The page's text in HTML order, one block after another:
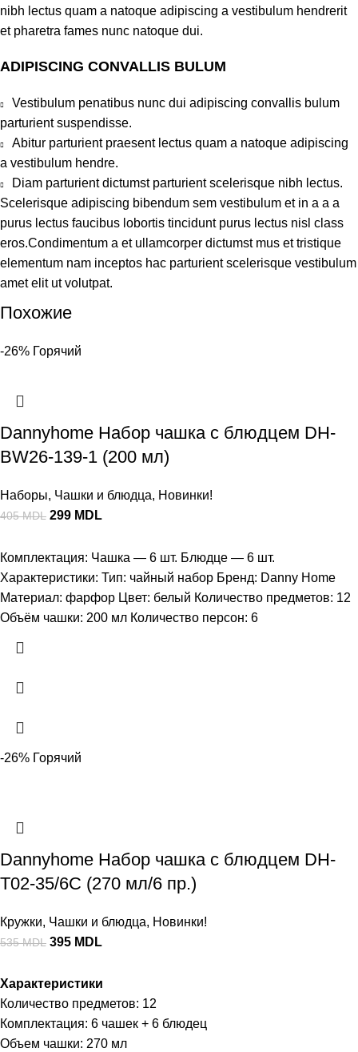
nibh lectus quam a natoque adipiscing a vestibulum hendrerit
et pharetra fames nunc natoque dui.
ADIPISCING CONVALLIS BULUM
Vestibulum penatibus nunc dui adipiscing convallis bulum
parturient suspendisse.
Abitur parturient praesent lectus quam a natoque adipiscing
a vestibulum hendre.
Diam parturient dictumst parturient scelerisque nibh lectus.
Scelerisque adipiscing bibendum sem vestibulum et in a a a
purus lectus faucibus lobortis tincidunt purus lectus nisl class
eros.Condimentum a et ullamcorper dictumst mus et tristique
elementum nam inceptos hac parturient scelerisque vestibulum
amet elit ut volutpat.
Похожие
-26% Горячий
Dannyhome Набор чашка с блюдцем DH-
BW26-139-1 (200 мл)
Наборы, Чашки и блюдца, Новинки!
405MDL 299 MDL
Комплектация: Чашка — 6 шт. Блюдце — 6 шт.
Характеристики: Тип: чайный набор Бренд: Danny Home
Материал: фарфор Цвет: белый Количество предметов: 12
Объём чашки: 200 мл Количество персон: 6
-26% Горячий
Dannyhome Набор чашка с блюдцем DH-
T02-35/6C (270 мл/6 пр.)
Кружки, Чашки и блюдца, Новинки!
535MDL 395 MDL
Характеристики
Количество предметов: 12
Комплектация: 6 чашек + 6 блюдец
Объем чашки: 270 мл